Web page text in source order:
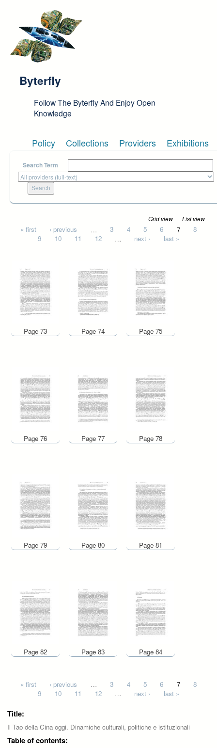
Byterfly
Follow The Byterfly And Enjoy Open
Knowledge
Policy Collections Providers Exhibitions
Search Term
Grid view List view
Pages
« first ‹ previous … 3 4 5 6 7
8
9
10 11 12 … next › last »
Page 73 Page 74 Page 75
Page 76 Page 77 Page 78
Page 79 Page 80 Page 81
Page 82 Page 83 Page 84
Pages
« first ‹ previous … 3 4 5 6 7
8
9
10 11 12 … next › last »
Title:
Il Tao della Cina oggi. Dinamiche culturali, politiche e istituzionali
Table of contents: